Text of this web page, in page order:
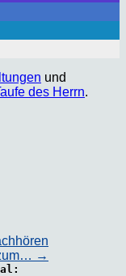
und
des Herrn.
→